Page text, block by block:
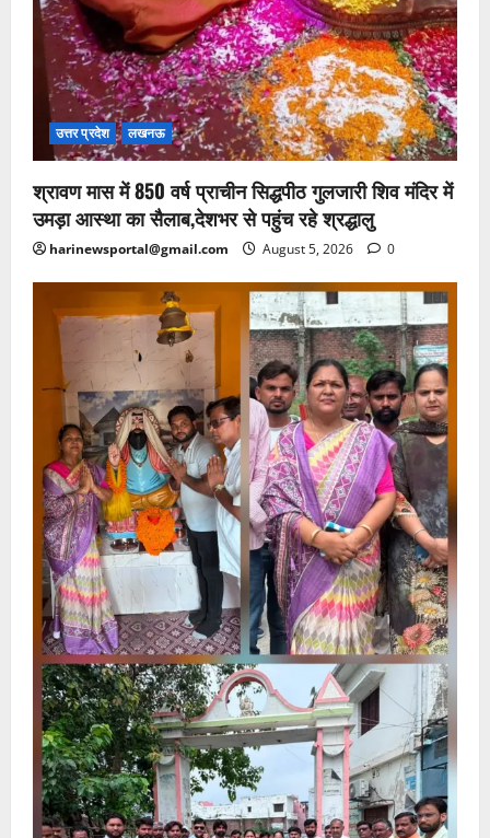
उत्तर प्रदेश लखनऊ
श्रावण मास में 850 वर्ष प्राचीन सिद्धपीठ गुलजारी शिव मंदिर में
उमड़ा आस्था का सैलाब,देशभर से पहुंच रहे श्रद्धालु
harinewsportal@gmail.com August 5, 2026 0